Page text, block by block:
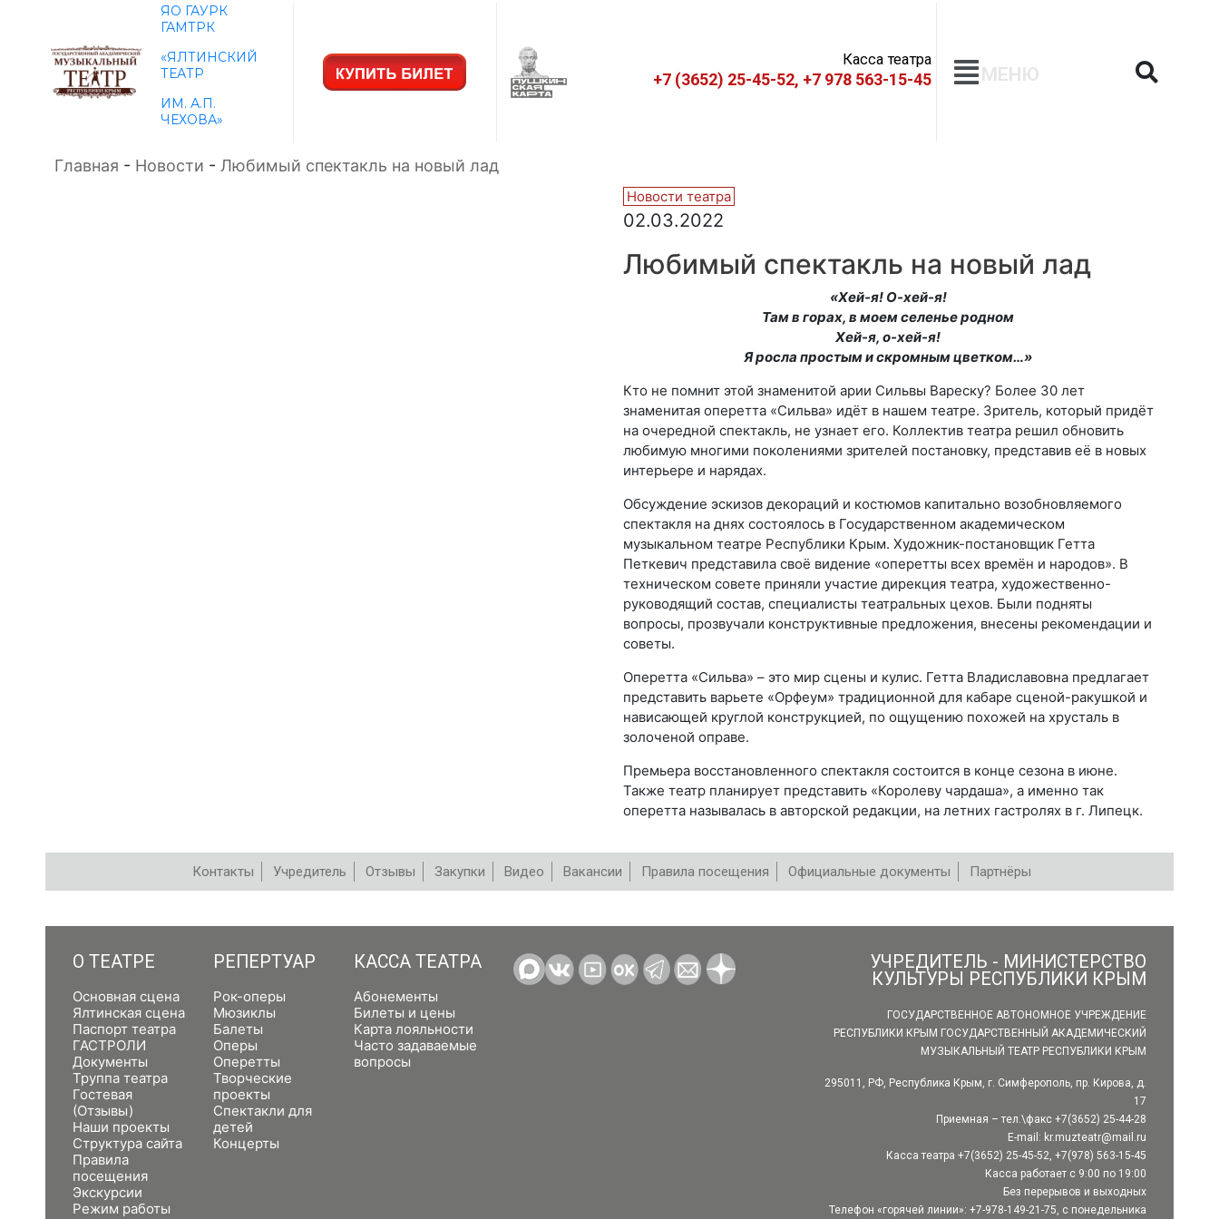
ЯО ГАУРК
ГАМТРК
«ЯЛТИНСКИЙ
ТЕАТР
ИМ. А.П.
ЧЕХОВА»
Касса театра
+7 (3652) 25-45-52, +7 978 563-15-45 МЕНЮ
Главная - Новости - Любимый спектакль на новый лад
Новости театра
02.03.2022
Любимый спектакль на новый лад
«Хей-я! О-хей-я!
Там в горах, в моем селенье родном
Хей-я, о-хей-я!
Я росла простым и скромным цветком…»
Кто не помнит этой знаменитой арии Сильвы Вареску? Более 30 лет
знаменитая оперетта «Сильва» идёт в нашем театре. Зритель, который придёт
на очередной спектакль, не узнает его. Коллектив театра решил обновить
любимую многими поколениями зрителей постановку, представив её в новых
интерьере и нарядах.
Обсуждение эскизов декораций и костюмов капитально возобновляемого
спектакля на днях состоялось в Государственном академическом
музыкальном театре Республики Крым. Художник-постановщик Гетта
Петкевич представила своё видение «оперетты всех времён и народов». В
техническом совете приняли участие дирекция театра, художественно-
руководящий состав, специалисты театральных цехов. Были подняты
вопросы, прозвучали конструктивные предложения, внесены рекомендации и
советы.
Оперетта «Сильва» – это мир сцены и кулис. Гетта Владиславовна предлагает
представить варьете «Орфеум» традиционной для кабаре сценой-ракушкой и
нависающей круглой конструкцией, по ощущению похожей на хрусталь в
золоченой оправе.
Премьера восстановленного спектакля состоится в конце сезона в июне.
Также театр планирует представить «Королеву чардаша», а именно так
оперетта называлась в авторской редакции, на летних гастролях в г. Липецк.
Контакты Учредитель Отзывы Закупки Видео Вакансии Правила посещения Официальные документы Партнёры
О ТЕАТРЕ
Основная сцена
Ялтинская сцена
Паспорт театра
ГАСТРОЛИ
Документы
Труппа театра
Гостевая
(Отзывы)
Наши проекты
Структура сайта
Правила
посещения
Экскурсии
Режим работы
РЕПЕРТУАР
Рок-оперы
Мюзиклы
Балеты
Оперы
Оперетты
Творческие
проекты
Спектакли для
детей
Концерты
КАССА ТЕАТРА
Абонементы
Билеты и цены
Карта лояльности
Часто задаваемые
вопросы
УЧРЕДИТЕЛЬ - МИНИСТЕРСТВО
КУЛЬТУРЫ РЕСПУБЛИКИ КРЫМ
ГОСУДАРСТВЕННОЕ АВТОНОМНОЕ УЧРЕЖДЕНИЕ
РЕСПУБЛИКИ КРЫМ ГОСУДАРСТВЕННЫЙ АКАДЕМИЧЕСКИЙ
МУЗЫКАЛЬНЫЙ ТЕАТР РЕСПУБЛИКИ КРЫМ
295011, РФ, Республика Крым, г. Симферополь, пр. Кирова, д.
17
Приемная – тел.\факс +7(3652) 25-44-28
E-mail: kr.muzteatr@mail.ru
Касса театра +7(3652) 25-45-52, +7(978) 563-15-45
Касса работает с 9:00 по 19:00
Без перерывов и выходных
Телефон «горячей линии»: +7-978-149-21-75, с понедельника